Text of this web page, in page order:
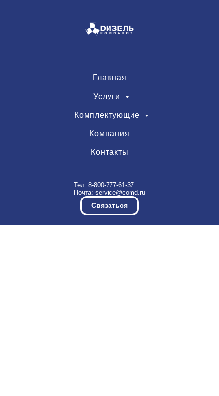
Главная
Услуги
Комплектующие
Компания
Контакты
Тел: 8-800-777-61-37
Почта: service@comd.ru
Связаться